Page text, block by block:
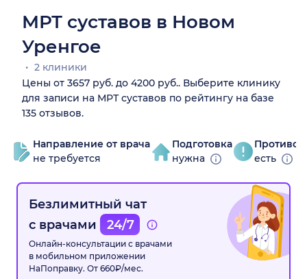
МРТ суставов в Новом
Уренгое
2 клиники
Цены от 3657 руб. до 4200 руб.. Выберите клинику
для записи на МРТ суставов по рейтингу на базе
135 отзывов.
Направление от врача
не требуется
Подготовка
нужна
есть
Безлимитный чат
с врачами
24/7
Онлайн-консультации с врачами
в мобильном приложении
НаПоправку. От 660₽/мес.